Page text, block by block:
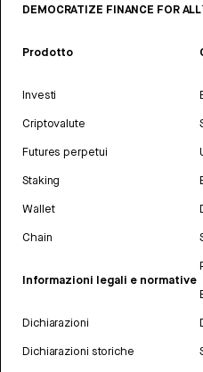
DEMOCRATIZE FINANCE FOR
Prodotto
Investi
Criptovalute
Futures perpetui
Staking
Wallet
Chain
Informazioni legali e normative
Dichiarazioni
Dichiarazioni storiche